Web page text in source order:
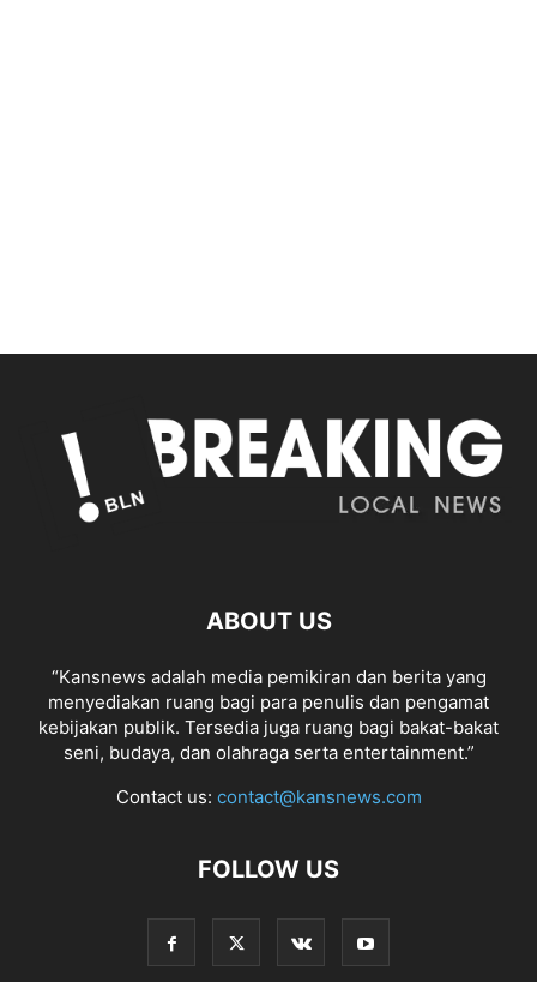
ABOUT US
“Kansnews adalah media pemikiran dan berita yang
menyediakan ruang bagi para penulis dan pengamat
kebijakan publik. Tersedia juga ruang bagi bakat-bakat
seni, budaya, dan olahraga serta entertainment.”
Contact us: contact@kansnews.com
FOLLOW US